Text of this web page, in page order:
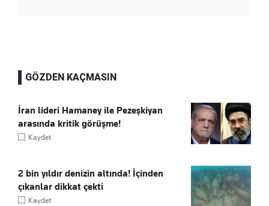
GÖZDEN KAÇMASIN
İran lideri Hamaney ile Pezeşkiyan
arasında kritik görüşme!
Kaydet
2 bin yıldır denizin altında! İçinden
çıkanlar dikkat çekti
Kaydet